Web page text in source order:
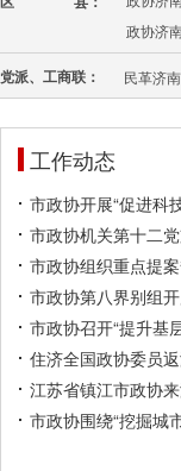
政协济
党派、工商联： 民革济
工作动态
市政协开展“促进科
市政协机关第十二
市政协组织重点提
市政协第八界别组
市政协召开“提升基
住济全国政协委员
江苏省镇江市政协
市政协围绕“挖掘城